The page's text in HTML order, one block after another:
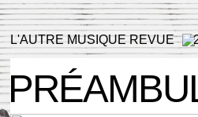
L'AUTRE MUSIQUE REVUE